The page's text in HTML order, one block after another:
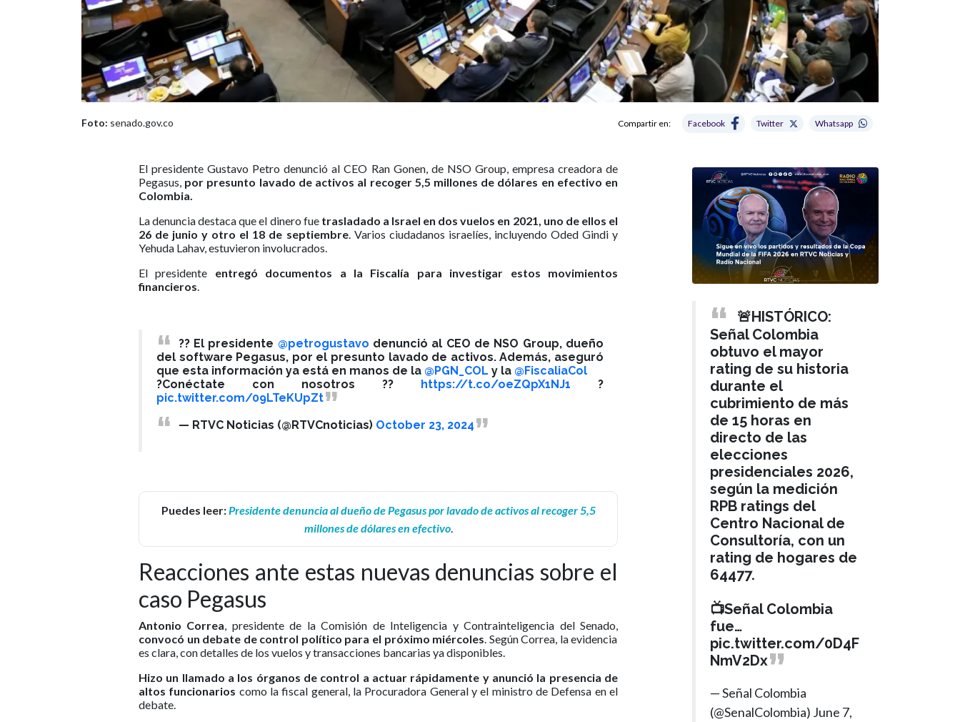
Foto: senado.gov.co Compartir en: Facebook Twitter Whatsapp
El presidente Gustavo Petro denunció al CEO Ran Gonen, de NSO Group, empresa creadora de
Pegasus, por presunto lavado de activos al recoger 5,5 millones de dólares en efectivo en
Colombia.
La denuncia destaca que el dinero fue trasladado a Israel en dos vuelos en 2021, uno de ellos el
26 de junio y otro el 18 de septiembre. Varios ciudadanos israelíes, incluyendo Oded Gindi y
Yehuda Lahav, estuvieron involucrados.
El presidente entregó documentos a la Fiscalía para investigar estos movimientos
financieros.
?? El presidente @petrogustavo denunció al CEO de NSO Group, dueño
del software Pegasus, por el presunto lavado de activos. Además, aseguró
que esta información ya está en manos de la @PGN_COL y la @FiscaliaCol
?Conéctate con nosotros ??
https://t.co/oeZQpX1NJ1 ?
pic.twitter.com/09LTeKUpZt
— RTVC Noticias (@RTVCnoticias) October 23, 2024
Puedes leer:Presidente denuncia al dueño de Pegasus por lavado de activos al recoger 5,5
millones de dólares en efectivo.
Reacciones ante estas nuevas denuncias sobre el
caso Pegasus
Antonio Correa, presidente de la Comisión de Inteligencia y Contrainteligencia del Senado,
convocó un debate de control político para el próximo miércoles. Según Correa, la evidencia
es clara, con detalles de los vuelos y transacciones bancarias ya disponibles.
Hizo un llamado a los órganos de control a actuar rápidamente y anunció la presencia de
altos funcionarios como la fiscal general, la Procuradora General y el ministro de Defensa en el
debate.
🚨HISTÓRICO:
Señal Colombia
obtuvo el mayor
rating de su historia
durante el
cubrimiento de más
de 15 horas en
directo de las
elecciones
presidenciales 2026,
según la medición
RPB ratings del
Centro Nacional de
Consultoría, con un
rating de hogares de
64477.
📺Señal Colombia
fue…
pic.twitter.com/0D4F
NmV2Dx
— Señal Colombia
(@SenalColombia) June 7,